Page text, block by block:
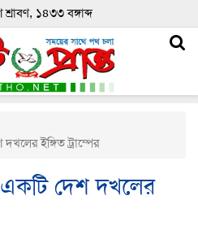
১৪৩৩ বঙ্গাব্দ
ইঙ্গিত ট্রাম্পের
দেশ দখলের